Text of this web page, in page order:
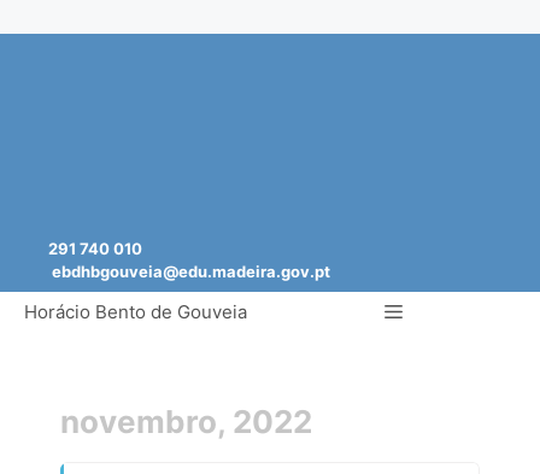
291 740 010
ebdhbgouveia@edu.madeira.gov.pt
Horácio Bento de Gouveia Menu
novembro, 2022